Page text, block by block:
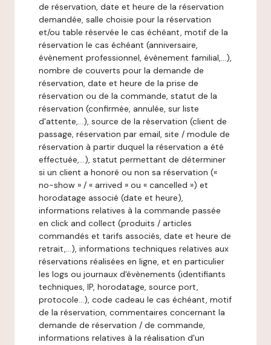
de réservation, date et heure de la réservation
demandée, salle choisie pour la réservation
et/ou table réservée le cas échéant, motif de la
réservation le cas échéant (anniversaire,
évènement professionnel, évènement familial,…),
nombre de couverts pour la demande de
réservation, date et heure de la prise de
réservation ou de la commande, statut de la
réservation (confirmée, annulée, sur liste
d'attente,…), source de la réservation (client de
passage, réservation par email, site / module de
réservation à partir duquel la réservation a été
effectuée,…), statut permettant de déterminer
si un client a honoré ou non sa réservation («
no-show » / « arrived » ou « cancelled ») et
horodatage associé (date et heure),
informations relatives à la commande passée
en click and collect (produits / articles
commandés et tarifs associés, date et heure de
retrait,…), informations techniques relatives aux
réservations réalisées en ligne, et en particulier
les logs ou journaux d'évènements (identifiants
techniques, IP, horodatage, source port,
protocole…), code cadeau le cas échéant, motif
de la réservation, commentaires concernant la
demande de réservation / de commande,
informations relatives à la réalisation d'un